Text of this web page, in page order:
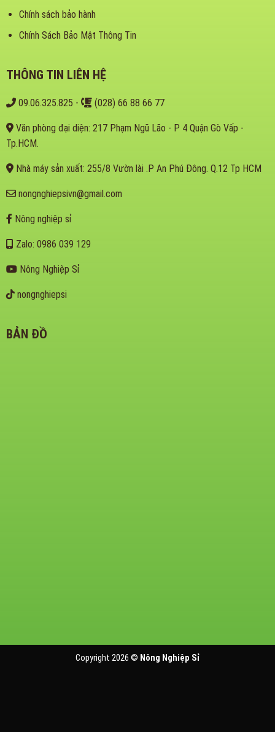
Chính sách bảo hành
Chính Sách Bảo Mật Thông Tin
THÔNG TIN LIÊN HỆ
09.06.325.825 - (028) 66 88 66 77
Văn phòng đại diện: 217 Phạm Ngũ Lão - P 4 Quận Gò Vấp -
Tp.HCM.
Nhà máy sản xuất: 255/8 Vườn lài .P An Phú Đông. Q.12 Tp HCM
nongnghiepsivn@gmail.com
Nông nghiệp sỉ
Zalo: 0986 039 129
Nông Nghiệp Sỉ
nongnghiepsi
BẢN ĐỒ
Copyright 2026 © Nông Nghiệp Sỉ